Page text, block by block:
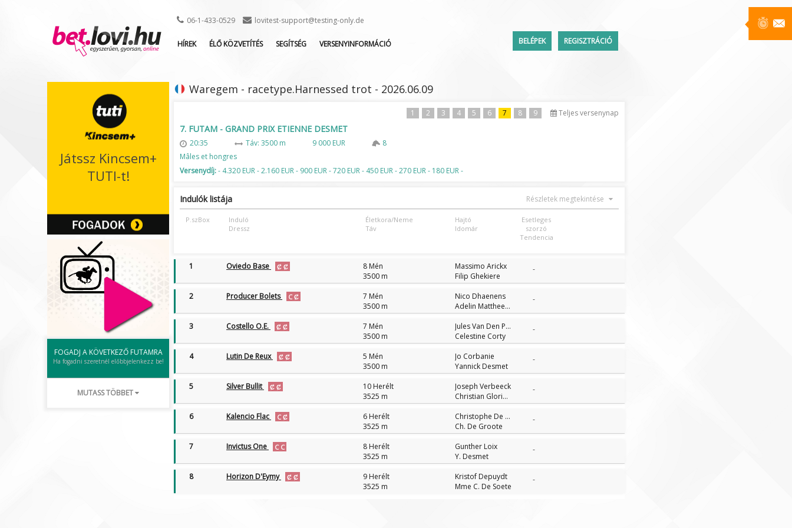
06-1-433-0529 lovitest-support@testing-only.de
HÍREK ÉLŐ KÖZVETÍTÉS
SEGÍTSÉG
BV-TEST
VERSENYINFORMÁCIÓ
LEJELENTETTEK LISTÁJA
BELÉPEK REGISZTRÁCIÓ
Játssz Kincsem+
TUTI-t!
FOGADJ A KÖVETKEZŐ FUTAMRA
Ha fogadni szeretnél előbbjelenkezz be!
MUTASS TÖBBET
Waregem - racetype.Harnessed trot - 2026.06.09
Teljes versenynap
1 2 3 4 5 6 7 8 9
7. FUTAM - GRAND PRIX ETIENNE DESMET
20:35 Táv: 3500 m 9 000 EUR
8
Mâles et hongres
Versenydíj:- 4.320 EUR - 2.160 EUR - 900 EUR - 720 EUR - 450 EUR - 270 EUR - 180 EUR -
Indulók listája Részletek megtekintése
P.szBox
Induló
Dressz
Életkora/Neme
Táv
Hajtó
Idomár
Esetleges
szorzó
Tendencia
1 Oviedo Base
8 Mén
3500 m
Massimo Arickx
Filip Ghekiere
-
2 Producer Bolets
7 Mén
3500 m
Nico Dhaenens
Adelin Mattheeuws
-
3 Costello O.E.
7 Mén
3500 m
Jules Van Den Putte
Celestine Corty
-
4 Lutin De Reux
5 Mén
3500 m
Jo Corbanie
Yannick Desmet
-
5 Silver Bullit
10 Herélt
3525 m
Joseph Verbeeck
Christian Glorieus
-
6 Kalencio Flac
6 Herélt
3525 m
Christophe De Groote
Ch. De Groote
-
7 Invictus One
8 Herélt
3525 m
Gunther Loix
Y. Desmet
-
8 Horizon D'Eymy
9 Herélt
3525 m
Kristof Depuydt
Mme C. De Soete
-